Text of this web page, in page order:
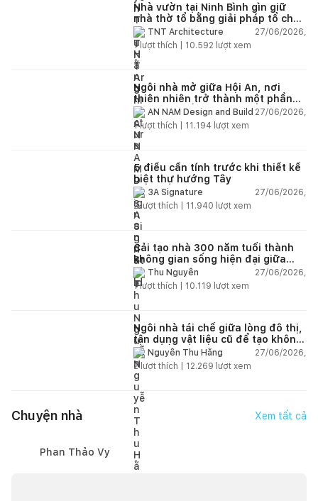
Nhà vườn tại Ninh Bình gìn giữ
nhà thờ tổ bằng giải pháp tổ chức
lại không gian
TNT Architecture
27/06/2026,
1lượt thích | 10.592 lượt xem
Ngôi nhà mở giữa Hội An, nơi
thiên nhiên trở thành một phần
của cuộc sống
AN NAM Design and Build 27/06/2026,
1lượt thích | 11.194 lượt xem
5 điều cần tính trước khi thiết kế
biệt thự hướng Tây
3A Signature
27/06/2026,
2lượt thích | 11.940 lượt xem
Cải tạo nhà 300 năm tuổi thành
không gian sống hiện đại giữa
thiên nhiên
Thu Nguyễn
27/06/2026,
1lượt thích | 10.119 lượt xem
Ngôi nhà tái chế giữa lòng đô thị,
tận dụng vật liệu cũ để tạo không
gian sống linh hoạt
Nguyễn Thu Hằng
27/06/2026,
2lượt thích | 12.269 lượt xem
Chuyện nhà Xem tất cả
Phan Thảo Vy